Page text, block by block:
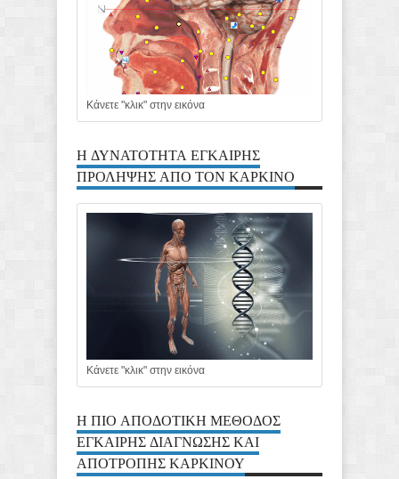
Κάνετε "κλικ" στην εικόνα
Η ΔΥΝΑΤΟΤΗΤΑ ΕΓΚΑΙΡΗΣ
ΠΡΟΛΗΨΗΣ ΑΠΟ ΤΟΝ ΚΑΡΚΙΝΟ
Κάνετε "κλικ" στην εικόνα
Η ΠΙΟ ΑΠΟΔΟΤΙΚΗ ΜΕΘΟΔΟΣ
ΕΓΚΑΙΡΗΣ ΔΙΑΓΝΩΣΗΣ ΚΑΙ
ΑΠΟΤΡΟΠΗΣ ΚΑΡΚΙΝΟΥ